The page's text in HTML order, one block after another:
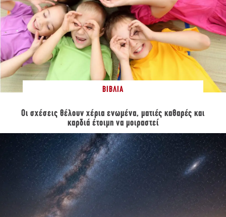
ΒΙΒΛΊΑ
Οι σχέσεις θέλουν χέρια ενωμένα, ματιές καθαρές και
καρδιά έτοιμη να μοιραστεί